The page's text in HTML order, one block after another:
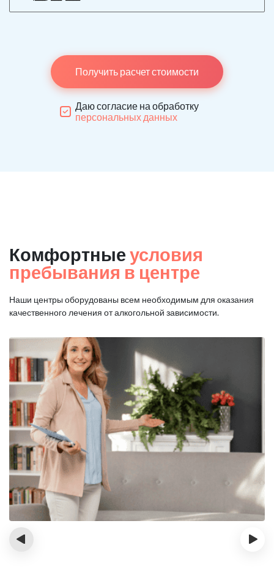
Получить расчет стоимости
Даю согласие на обработку
персональных данных
Комфортные условия
пребывания в центре
Наши центры оборудованы всем необходимым для оказания
качественного лечения от алкогольной зависимости.
‹ ›